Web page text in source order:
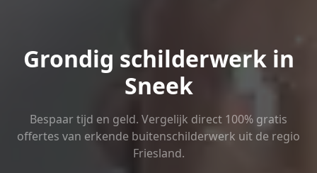
Grondig schilderwerk in
Sneek
Bespaar tijd en geld. Vergelijk direct 100% gratis
offertes van erkende buitenschilderwerk uit de regio
Friesland.